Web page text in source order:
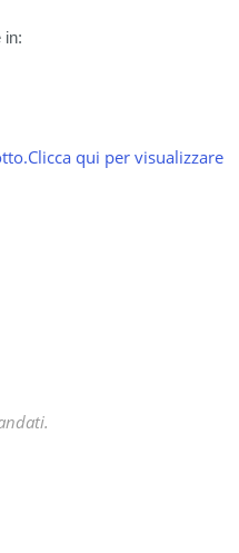
qui per visualizzare